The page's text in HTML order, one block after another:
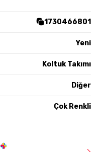
1730466801
Yeni
Koltuk Takımı
Diğer
Çok Renkli